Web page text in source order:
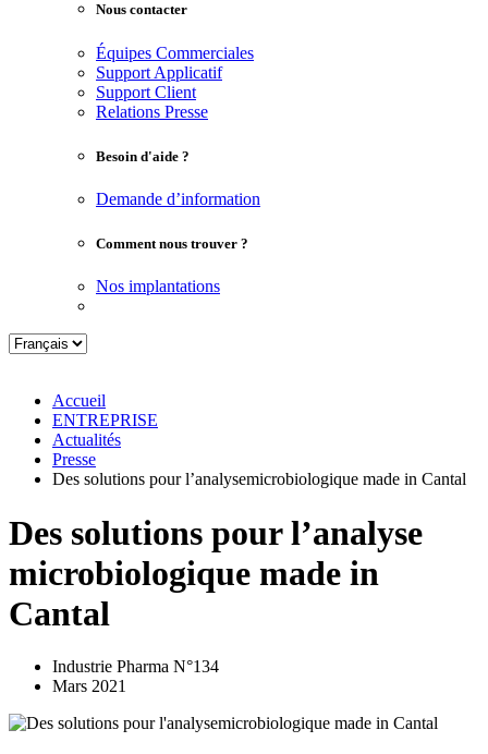
Nous contacter
Équipes Commerciales
Support Applicatif
Support Client
Relations Presse
Besoin d'aide ?
Demande d’information
Comment nous trouver ?
Nos implantations
Accueil
ENTREPRISE
Actualités
Presse
Des solutions pour l’analysemicrobiologique made in Cantal
Des solutions pour l’analyse
microbiologique made in
Cantal
Industrie Pharma N°134
Mars 2021